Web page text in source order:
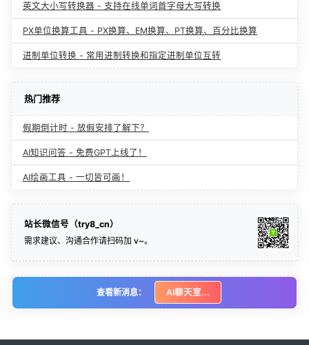
英文大小写转换器 - 支持在线单词首字母大写转换
PX单位换算工具 - PX换算、EM换算、PT换算、百分比换算
进制单位转换 - 常用进制转换和指定进制单位互转
热门推荐
假期倒计时 - 放假安排了解下？
AI知识问答 - 免费GPT上线了！
AI绘画工具 - 一切皆可画！
站长微信号（try8_cn）
需求建议、沟通合作请扫码加 v~。
查看新消息： AI聊天室...